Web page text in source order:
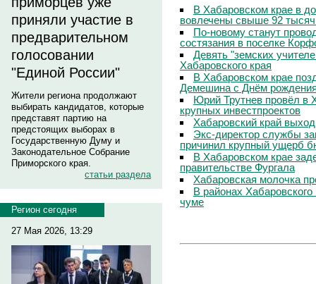
приняли участие в
предварительном
голосовании
"Единой России"
Жители региона продолжают
выбирать кандидатов, которые
представят партию на
предстоящих выборах в
Государственную Думу и
Законодательное Собрание
Приморского края.
статьи раздела
Регион сегодня
27 Мая 2026, 13:29
В Хабаровском крае в
вовлечены свыше 92 тысяч
По-новому станут
состязания в поселке
Девять "земских
Хабаровского края
В Хабаровском крае
Демешина с Днём
Юрий Трутнев провёл в
крупных инвестпроектов
Хабаровский край
Экс-директор службы
причинил крупный ущерб
В Хабаровском крае
правительстве Фургала
Хабаровская молочка
В районах
чуме